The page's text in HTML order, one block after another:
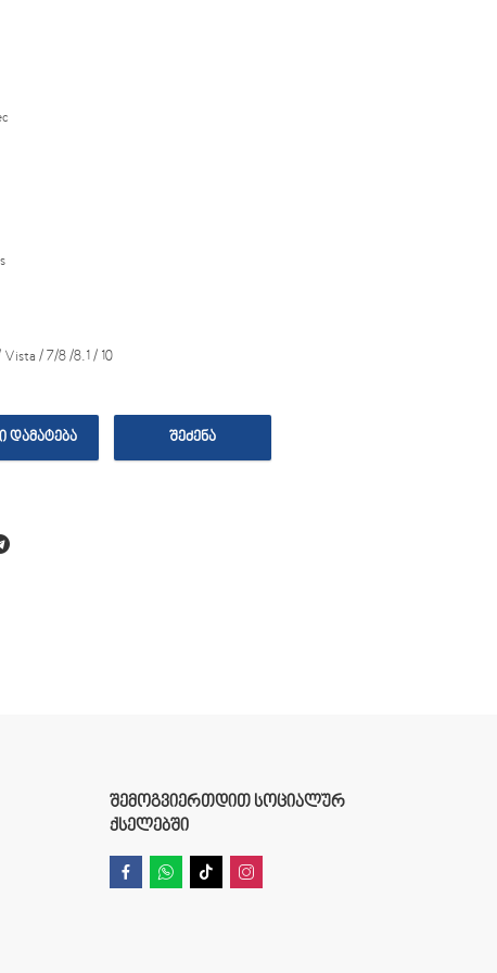
/ 7/8 /8.1 / 10
ᲓᲐᲛᲐᲢᲔᲑᲐ ᲨᲔᲫᲔᲜᲐ
ᲨᲔᲛᲝᲒᲕᲘᲔᲠᲗᲓᲘᲗ ᲡᲝᲪᲘᲐᲚᲣᲠ
ᲥᲡᲔᲚᲔᲑᲨᲘ